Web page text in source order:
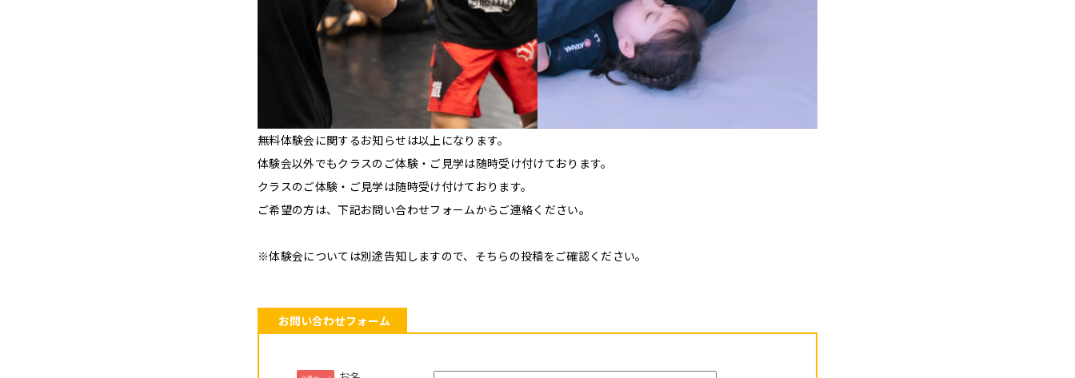
無料体験会に関するお知らせは以上になります。
体験会以外でもクラスのご体験・ご見学は随時受け付けております。
クラスのご体験・ご見学は随時受け付けております。
ご希望の方は、下記お問い合わせフォームからご連絡ください。
※体験会については別途告知しますので、そちらの投稿をご確認ください。
お問い合わせフォーム